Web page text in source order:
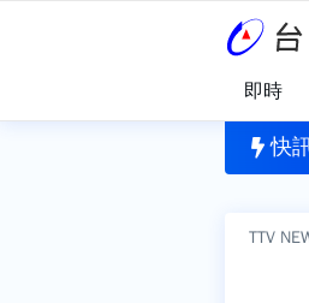
即時
快
揪出健康警訊！每4人就有1人
TTV